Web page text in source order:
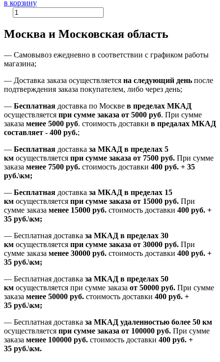
в корзину
Москва и Московская область
— Самовывоз ежедневно в соответствии с графиком работы
магазина;
— Доставка заказа осуществляется на следующий день после
подтверждения заказа покупателем, либо через день;
— Бесплатная доставка по Москве в пределах МКАД
осуществляется при сумме заказа от 5000 руб. При сумме
заказа менее 5000 руб. стоимость доставки в предалах МКАД
составляет - 400 руб.;
— Бесплатная доставка за МКАД в пределах 5
км осуществляется при сумме заказа от 7500 руб. При сумме
заказа менее 7500 руб. стоимость доставки 400 руб. + 35
руб.\км;
— Бесплатная доставка за МКАД в пределах 15
км осуществляется при сумме заказа от 15000 руб. При
сумме заказа менее 15000 руб. стоимость доставки 400 руб. +
35 руб.\км;
— Бесплатная доставка за МКАД в пределах 30
км осуществляется при сумме заказа от 30000 руб. При
сумме заказа менее 30000 руб. стоимость доставки 400 руб. +
35 руб.\км;
— Бесплатная доставка за МКАД в пределах 50
км осуществляется при сумме заказа от 50000 руб. При сумме
заказа менее 50000 руб. стоимость доставки 400 руб. +
35 руб.\км;
— Бесплатная доставка за МКАД удаленностью более 50 км
осуществляется при сумме заказа от 100000 руб. При сумме
заказа менее 100000 руб. стоимость доставки 400 руб. +
35 руб.\км.